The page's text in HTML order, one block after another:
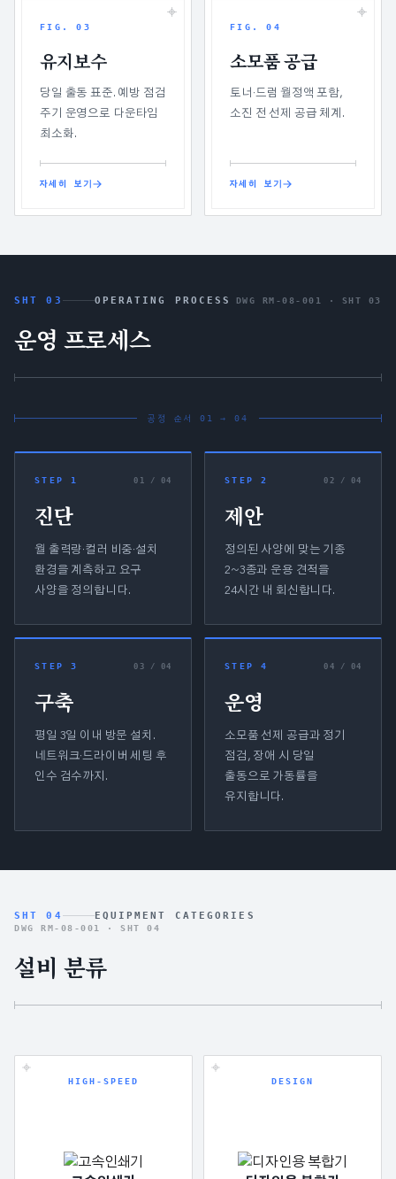
FIG.03
유지보수
당일 출동 표준. 예방 점검
주기 운영으로 다운타임
최소화.
자세히 보기
FIG.04
소모품 공급
토너·드럼 월정액 포함,
소진 전 선제 공급 체계.
자세히 보기
SHT 03 OPERATING PROCESS DWG RM-08-001 · SHT 03
운영 프로세스
공정 순서 01 → 04
STEP 1 0 1 / 04
진단
월 출력량·컬러 비중·설치
환경을 계측하고 요구
사양을 정의합니다.
STEP 2 0 2 / 04
제안
정의된 사양에 맞는 기종
2~3종과 운용 견적을
24시간 내 회신합니다.
STEP 3 0 3 / 04
구축
평일 3일 이내 방문 설치.
네트워크·드라이버 세팅 후
인수 검수까지.
STEP 4 0 4 / 04
운영
소모품 선제 공급과 정기
점검, 장애 시 당일
출동으로 가동률을
유지합니다.
SHT 04 EQUIPMENT CATEGORIES
DWG RM-08-001 ·SHT 04
설비 분류
HIGH-SPEED DESIGN